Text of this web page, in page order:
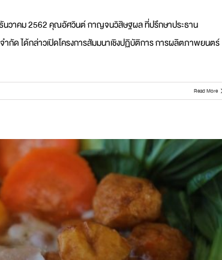
นวาคม 2562 คุณอัศวินต์ กาญจนวิสิษฐผล ที่ปรึกษาประธาน
กัด ได้กล่าวเปิดโครงการสัมมนาเชิงปฏิบัติการ การผลิตภาพยนตร์
Read More